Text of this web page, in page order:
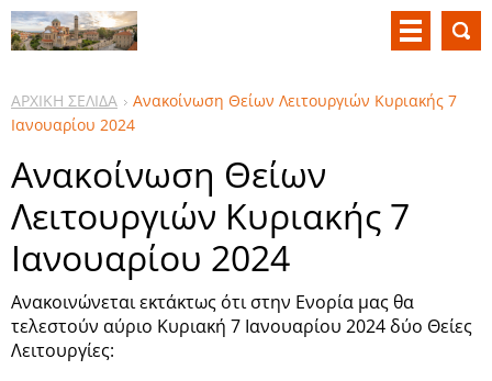
ΑΡΧΙΚΗ ΣΕΛΙΔΑ
Ανακοίνωση Θείων Λειτουργιών Κυριακής 7
Ιανουαρίου 2024
Ανακοίνωση Θείων
Λειτουργιών Κυριακής 7
Ιανουαρίου 2024
Ανακοινώνεται εκτάκτως ότι στην Ενορία μας θα
τελεστούν αύριο Κυριακή 7 Ιανουαρίου 2024 δύο Θείες
Λειτουργίες: